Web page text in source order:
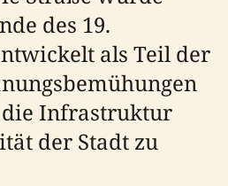
des 19.
als Teil der
Infrastruktur
der Stadt zu